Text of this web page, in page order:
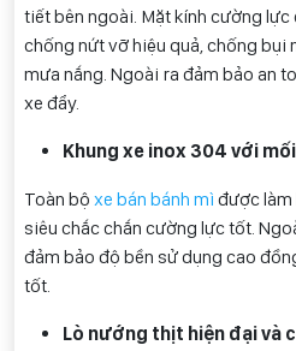
tiết bên ngoài. Mặt kính cường lực
chống nứt vỡ hiệu quả, chống bụi
mưa nắng. Ngoài ra đảm bảo an
xe đẩy.
Khung xe inox 304 với
Toàn bộ xe bán bánh mì được làm
siêu chắc chắn cường lực tốt.
đảm bảo độ bền sử dụng cao
tốt.
Lò nướng thịt hiện đại và